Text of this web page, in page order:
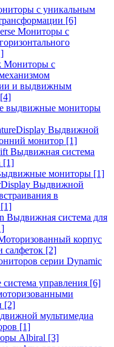
с уникальным
[6]
Мониторы с
Мониторы с
и выдвижным
[4]
выдвижные мониторы
Выдвижной
монитор [1]
Выдвижная система
[1]
мониторы [1]
Выдвижной
в
[1]
Выдвижная система для
корпус
салфеток [2]
серии Dynamic
система управления [6]
[2]
мультимедиа
[1]
Albiral [3]